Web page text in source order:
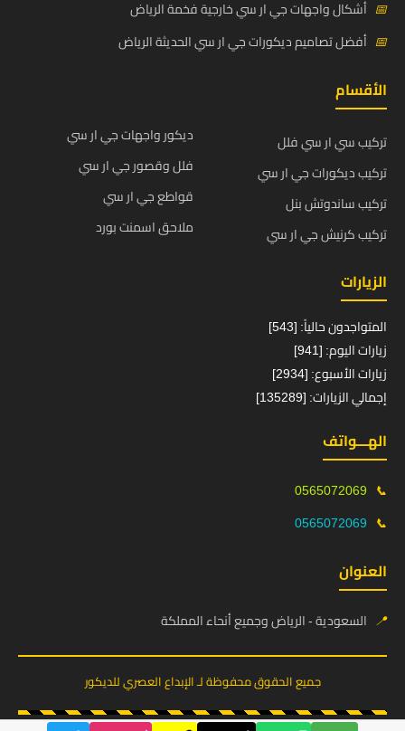
📅 أشكال واجهات جي ار سي خارجية فخمة الرياض
📅 أفضل تصاميم ديكورات جي ار سي الحديثة الرياض
الأقسام
تركيب سي ار سي فلل
تركيب ديكورات جي ار سي
تركيب ساندوتش بنل
تركيب كرنيش جي ار سي
ديكور واجهات جي ار سي
فلل وقصور جي ار سي
قواطع جي ار سي
ملاحق اسمنت بورد
الزيارات
المتواجدون حالياً: [543]
زيارات اليوم: [941]
زيارات الأسبوع: [2934]
إجمالي الزيارات: [135289]
الهـــواتف
📞
0565072069
📞
0565072069
العنوان
📍 السعودية - الرياض وجميع أنحاء المملكة
جميع الحقوق محفوظة لـ الإبداع العصري للديكور